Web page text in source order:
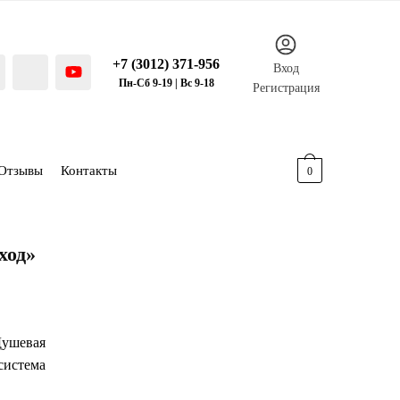
+7 (3012) 371-956
Пн-Сб 9-19 | Вс 9-18
Вход
Регистрация
Контакты 0